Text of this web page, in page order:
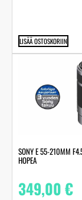
LISÄÄ OSTOSKORIIN
SONY E 55-210MM
HOPEA
349,00€